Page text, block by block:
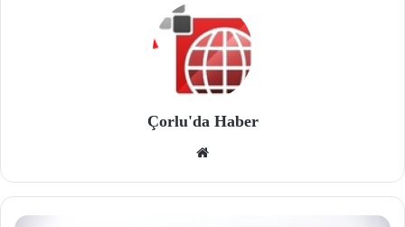
Çorlu'da Haber
site